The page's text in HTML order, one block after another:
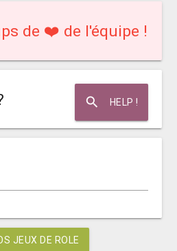
de ❤️ de l'équipe !
search HELP !
JEUX DE ROLE